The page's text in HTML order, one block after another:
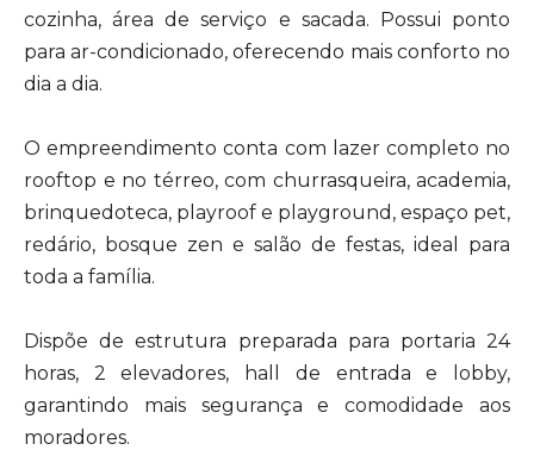
cozinha, área de serviço e sacada. Possui ponto
para ar-condicionado, oferecendo mais conforto no
dia a dia.
O empreendimento conta com lazer completo no
rooftop e no térreo, com churrasqueira, academia,
brinquedoteca, playroof e playground, espaço pet,
redário, bosque zen e salão de festas, ideal para
toda a família.
Dispõe de estrutura preparada para portaria 24
horas, 2 elevadores, hall de entrada e lobby,
garantindo mais segurança e comodidade aos
moradores.